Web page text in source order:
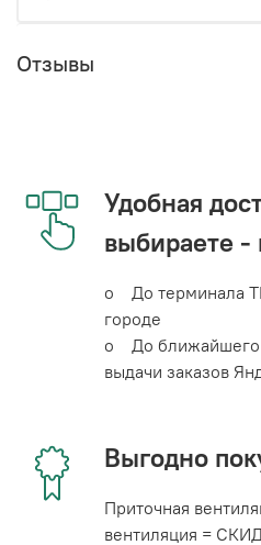
Отзывы
Удобная
выбираете
o До терминала
городе
o До ближайшего
выдачи заказов
Выгодно
Приточная
вентиляция =